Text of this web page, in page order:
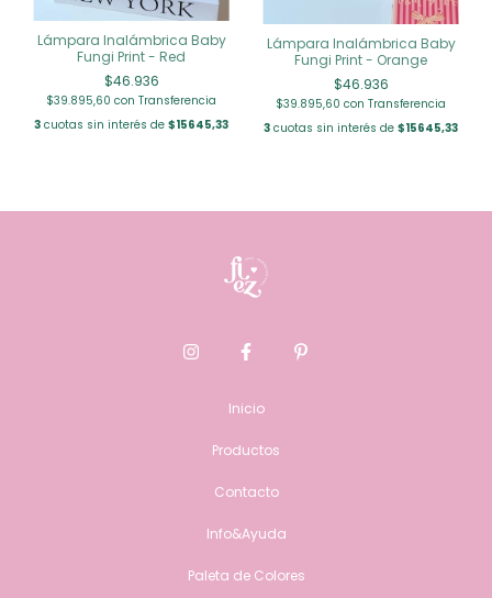
Lámpara Inalámbrica Baby
Fungi Print - Red
$46.936
$39.895,60 con Transferencia
3 cuotas sin interés de $15645,33
Lámpara Inalámbrica Baby
Fungi Print - Orange
$46.936
$39.895,60 con Transferencia
3 cuotas sin interés de $15645,33
Inicio
Productos
Contacto
Info&Ayuda
Paleta de Colores